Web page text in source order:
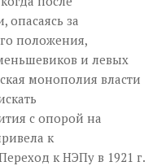
за
положения,
и левых
монополия власти
с опорой на
к
к НЭПу в 1921 г.